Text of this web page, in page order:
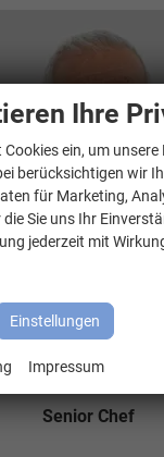
Özen Özkara
Senior Chef
Ihre
ein, um unsere
berücksichtigen wir
für Marketing,
Sie uns Ihr
jederzeit mit
Einstellungen
Impressum